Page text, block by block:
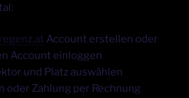
Account erstellen oder
Account einloggen
und Platz auswählen
oder Zahlung per Rechnung